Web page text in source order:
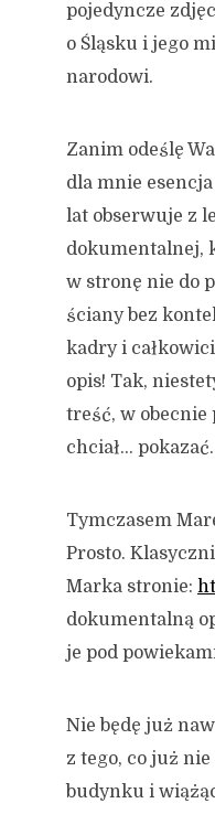
pojedyncze
o Śląsku i jego
narodowi.
Zanim odeślę
dla mnie
lat obserwuje z
dokumentalnej,
w stronę nie do
ściany bez
kadry i
opis! Tak,
treść, w obecnie
chciał… pokazać.
Tymczasem
Prosto.
Marka stronie:
dokumentalną
je pod
Nie będę już
z tego, co już
budynku i